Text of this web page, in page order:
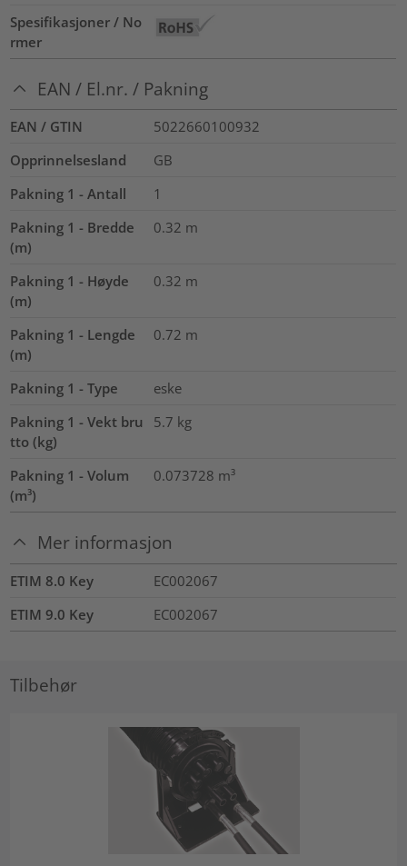
Spesifikasjoner / No
rmer
EAN / El.nr. / Pakning
EAN / GTIN
5022660100932
Opprinnelsesland
GB
Pakning 1 - Antall
1
Pakning 1 - Bredde
(m)
0.32 m
Pakning 1 - Høyde
(m)
0.32 m
Pakning 1 - Lengde
(m)
0.72 m
Pakning 1 - Type
eske
Pakning 1 - Vekt bru
tto (kg)
5.7 kg
Pakning 1 - Volum
(m³)
0.073728 m³
Mer informasjon
ETIM 8.0 Key
EC002067
ETIM 9.0 Key
EC002067
Tilbehør